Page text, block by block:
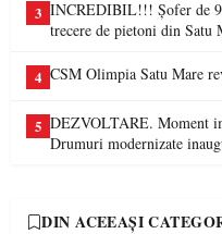
3 INCREDIBIL!!! Șofer de
trecere de pietoni din Satu
4 CSM Olimpia Satu Mare
5 DEZVOLTARE. Moment
Drumuri modernizate
DIN ACEEAȘI